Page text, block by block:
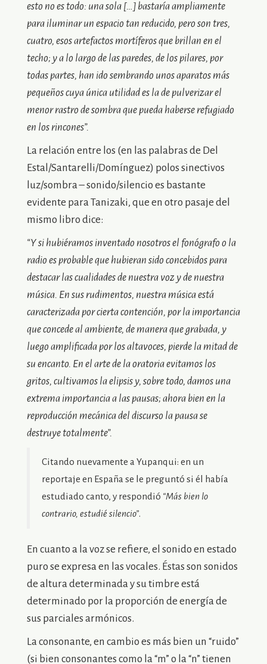
esto no es todo: una sola […] bastaría ampliamente
para iluminar un espacio tan reducido, pero son tres,
cuatro, esos artefactos mortíferos que brillan en el
techo; y a lo largo de las paredes, de los pilares, por
todas partes, han ido sembrando unos aparatos más
pequeños cuya única utilidad es la de pulverizar el
menor rastro de sombra que pueda haberse refugiado
en los rincones”.
La relación entre los (en las palabras de Del
Estal/Santarelli/Domínguez) polos sinectivos
luz/sombra – sonido/silencio es bastante
evidente para Tanizaki, que en otro pasaje del
mismo libro dice:
“Y si hubiéramos inventado nosotros el fonógrafo o la
radio es probable que hubieran sido concebidos para
destacar las cualidades de nuestra voz y de nuestra
música. En sus rudimentos, nuestra música está
caracterizada por cierta contención, por la importancia
que concede al ambiente, de manera que grabada, y
luego amplificada por los altavoces, pierde la mitad de
su encanto. En el arte de la oratoria evitamos los
gritos, cultivamos la elipsis y, sobre todo, damos una
extrema importancia a las pausas; ahora bien en la
reproducción mecánica del discurso la pausa se
destruye totalmente”.
Citando nuevamente a Yupanqui: en un
reportaje en España se le preguntó si él había
estudiado canto, y respondió “Más bien lo
contrario, estudié silencio”.
En cuanto a la voz se refiere, el sonido en estado
puro se expresa en las vocales. Éstas son sonidos
de altura determinada y su timbre está
determinado por la proporción de energía de
sus parciales armónicos.
La consonante, en cambio es más bien un “ruido”
(si bien consonantes como la “m” o la “n” tienen